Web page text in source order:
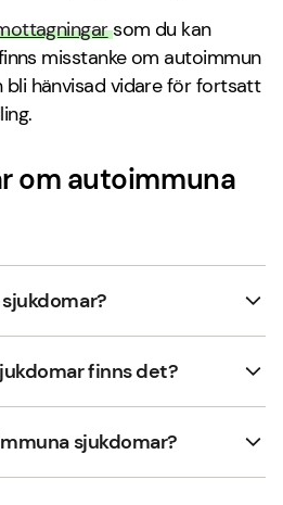
som du kan
misstanke om autoimmun
bli hänvisad vidare för fortsatt
om autoimmuna
finns det?
sjukdomar?